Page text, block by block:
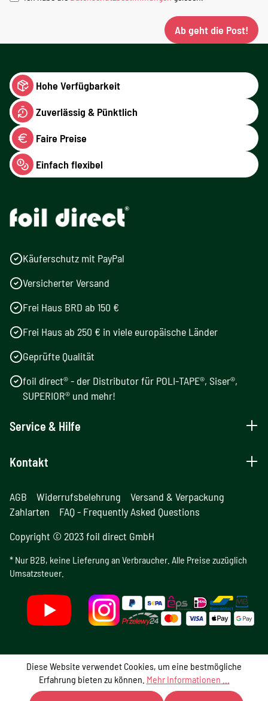
Ab geht die Post!
Hohe Verfügbarkeit
Zuverlässig & Pünktlich
Faire Preise
Einfach flexibel
Käuferschutz mit PayPal
Versicherter Versand
Frei Haus BRD ab 150 €
Frei Haus ab 250 € in viele europäische Länder
Geprüfte Qualität
foil direct® - der Distributor für POLI-TAPE®, Siser®,
SUPERIOR® und mehr!
Service & Hilfe
Kontakt
AGB Widerrufsbelehrung
Versand & Verpackung
Zahlarten
FAQ - Frequently Asked Questions
Copyright © 2023 foil direct GmbH
* Nur B2B, keine Lieferung an Verbraucher. Alle Preise zuzüglich
Umsatzsteuer.
Diese Website verwendet Cookies, um eine bestmögliche
Erfahrung bieten zu können. Mehr Informationen ...